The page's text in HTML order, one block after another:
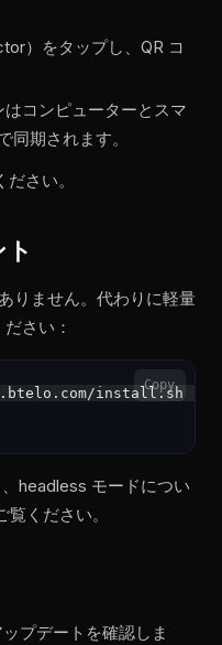
）をタップし、QR コ
コンピューターとスマ
同期されます。
さい。
りません。代わりに軽量
さい：
install.sh |
Copy
headless モードについ
覧ください。
プデートを確認しま